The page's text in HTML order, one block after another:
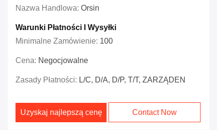
Nazwa Handlowa: Orsin
Warunki Płatności I Wysyłki
Minimalne Zamówienie: 100
Cena: Negocjowalne
Zasady Płatności: L/C, D/A, D/P, T/T, ZARZĄDEN
Uzyskaj najlepszą cenę Contact Now